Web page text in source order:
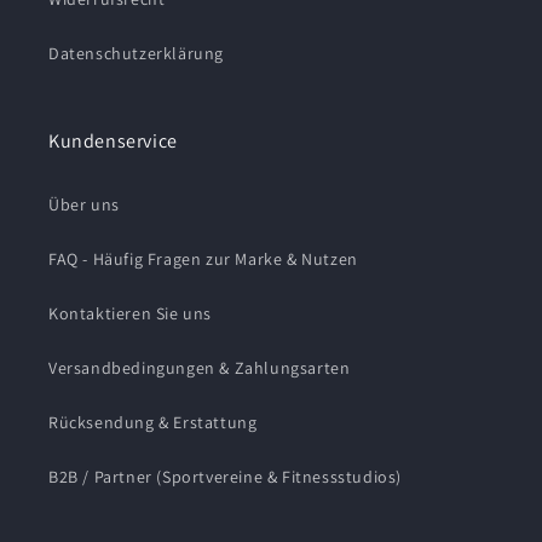
Datenschutzerklärung
Kundenservice
Über uns
FAQ - Häufig Fragen zur Marke & Nutzen
Kontaktieren Sie uns
Versandbedingungen & Zahlungsarten
Rücksendung & Erstattung
B2B / Partner (Sportvereine & Fitnessstudios)